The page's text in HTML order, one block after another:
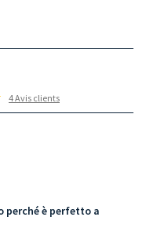
4 Avis clients
perché è perfetto a